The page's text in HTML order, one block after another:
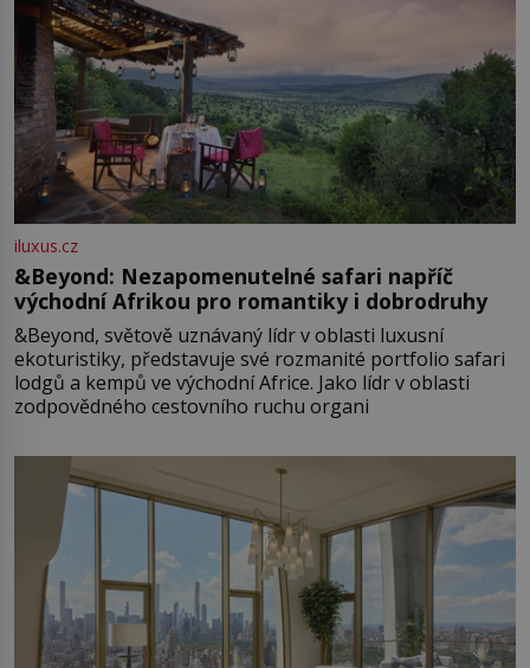
iluxus.cz
&Beyond: Nezapomenutelné safari napříč
východní Afrikou pro romantiky i dobrodruhy
&Beyond, světově uznávaný lídr v oblasti luxusní
ekoturistiky, představuje své rozmanité portfolio safari
lodgů a kempů ve východní Africe. Jako lídr v oblasti
zodpovědného cestovního ruchu organi